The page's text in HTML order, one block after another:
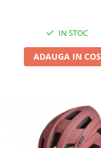
IN STOC
ADAUGA IN COS